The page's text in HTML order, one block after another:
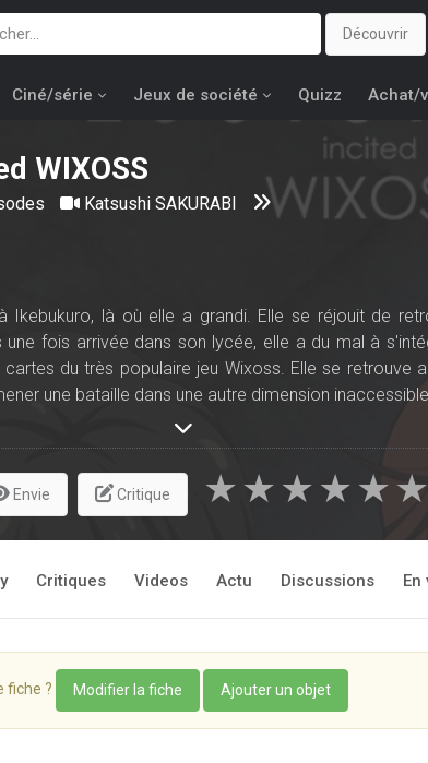
Découvrir
Ciné/série Jeux de société Quizz Achat/
WIXOSS
Katsushi SAKURABI
Ikebukuro, là où elle a grandi. Elle se réjouit de
une fois arrivée dans son lycée, elle a du mal à
du très populaire jeu Wixoss. Elle se retrouve
une bataille dans une autre dimension
le contrôle de cinq pièces renfermant des
parvient à réunir les pièces, elle pourra quitter le jeu.
Envie Critique ★
★
★
★
★
★
Critiques Videos Actu Discussions En
fiche ? Modifier la fiche Ajouter un objet